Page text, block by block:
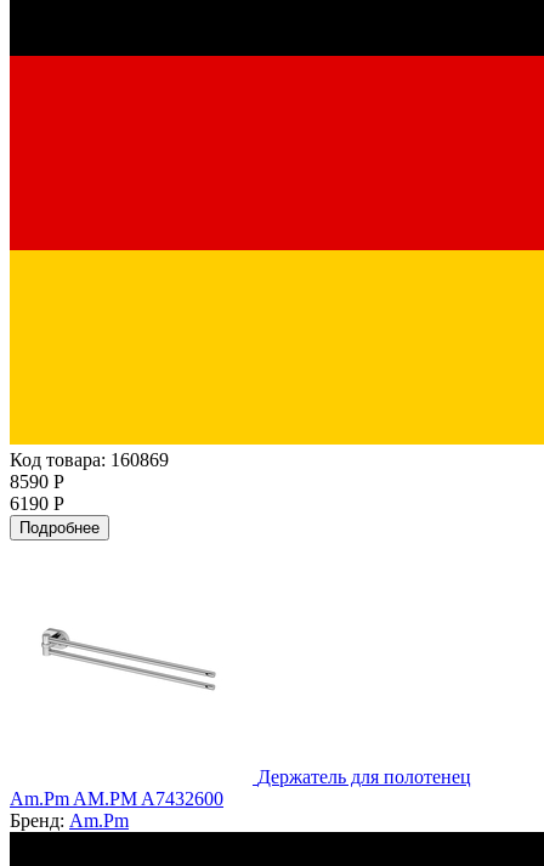
Код товара: 160869
8590 Р
6190 Р
Подробнее
Держатель для полотенец
Am.Pm AM.PM A7432600
Бренд: Am.Pm